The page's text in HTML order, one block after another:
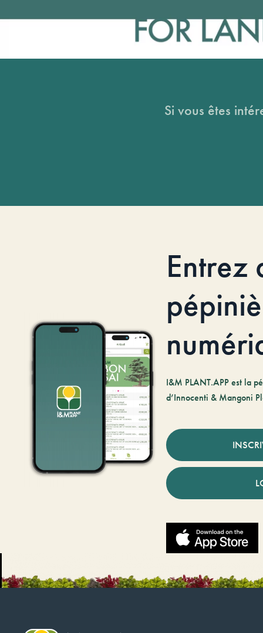
Si vous êtes
Entrez
I&M PLANT.APP est la
d’Innocenti & Mangoni